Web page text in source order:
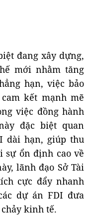
đang xây dựng,
mới nhằm tăng
hạn, việc bảo
kết mạnh mẽ
việc đồng hành
đặc biệt quan
dài hạn, giúp thu
sự ổn định cao về
lãnh đạo Sở Tài
cực đẩy nhanh
dự án FDI đưa
kinh tế.